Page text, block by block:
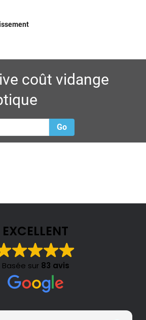
coût vidange
Go
EXCELLENT
Basée sur 83 avis